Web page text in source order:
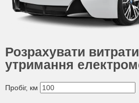
Розрахувати
утримання
Пробіг, км